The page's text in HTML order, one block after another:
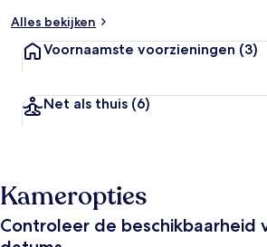
Alles bekijken
Voornaamste voorzieningen (3)
Net als thuis (6)
Kameropties
Controleer de beschikbaarheid